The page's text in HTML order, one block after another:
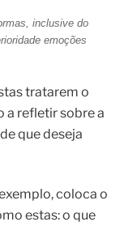
inclusive do
emoções
tratarem o
a refletir sobre a
que deseja
coloca o
estas: o que